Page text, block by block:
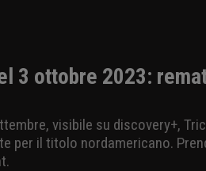
3 ottobre 2023:
visibile su discovery+,
per il titolo nordamericano.